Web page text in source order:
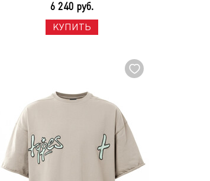
6 240 руб.
КУПИТЬ